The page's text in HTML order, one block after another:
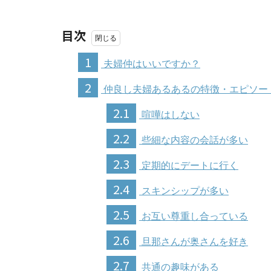
目次
1
夫婦仲はいいですか？
2 仲良し夫婦あるあるの特徴・エピソー
2.1 喧嘩はしない
2.2 些細な内容の会話が多い
2.3 定期的にデートに行く
2.4 スキンシップが多い
2.5 お互い尊重し合っている
2.6 旦那さんが奥さんを好き
2.7 共通の趣味がある